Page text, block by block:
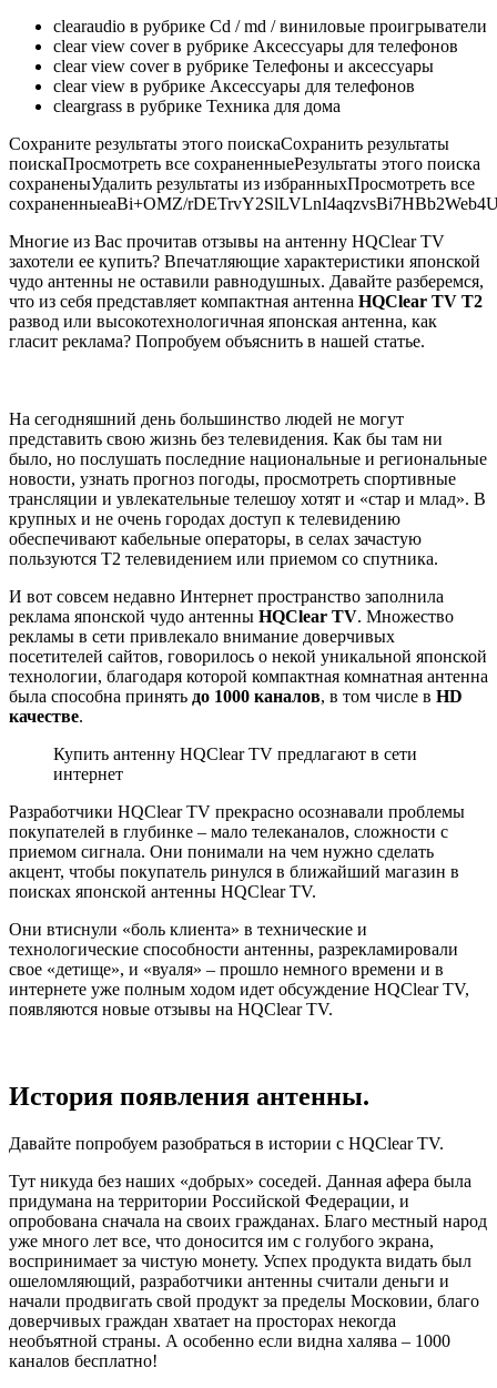
clearaudio в рубрике Cd / md / виниловые проигрыватели
clear view coverв рубрике Аксессуары для телефонов
clear view coverв рубрике Телефоны и аксессуары
clear view в рубрике Аксессуары для телефонов
cleargrass в рубрике Техника для дома
Сохраните результаты этого поискаСохранить результаты
поискаПросмотреть все сохраненныеРезультаты этого поиска
сохраненыУдалить результаты из избранныхПросмотреть все
сохраненныеaBi+OMZ/
Многие из Вас прочитав отзывы на антенну HQClear TV
захотели ее купить? Впечатляющие характеристики японской
чудо антенны не оставили равнодушных. Давайте разберемся,
что из себя представляет компактная антенна HQClear TV T2
развод или высокотехнологичная японская антенна, как
гласит реклама? Попробуем объяснить в нашей статье.
На сегодняшний день большинство людей не могут
представить свою жизнь без телевидения. Как бы там ни
было, но послушать последние национальные и региональные
новости, узнать прогноз погоды, просмотреть спортивные
трансляции и увлекательные телешоу хотят и «стар и млад». В
крупных и не очень городах доступ к телевидению
обеспечивают кабельные операторы, в селах зачастую
пользуются Т2 телевидением или приемом со спутника.
И вот совсем недавно Интернет пространство заполнила
реклама японской чудо антенны HQClear TV. Множество
рекламы в сети привлекало внимание доверчивых
посетителей сайтов, говорилось о некой уникальной японской
технологии, благодаря которой компактная комнатная антенна
была способна принять до 1000 каналов, в том числе в HD
качестве.
Купить антенну HQClear TV предлагают в сети
интернет
Разработчики HQClear TV прекрасно осознавали проблемы
покупателей в глубинке – мало телеканалов, сложности с
приемом сигнала. Они понимали на чем нужно сделать
акцент, чтобы покупатель ринулся в ближайший магазин в
поисках японской антенны HQClear TV.
Они втиснули «боль клиента» в технические и
технологические способности антенны, разрекламировали
свое «детище», и «вуаля» – прошло немного времени и в
интернете уже полным ходом идет обсуждение HQClear TV,
появляются новые отзывы на HQClear TV.
История появления антенны.
Давайте попробуем разобраться в истории с HQClear TV.
Тут никуда без наших «добрых» соседей. Данная афера была
придумана на территории Российской Федерации, и
опробована сначала на своих гражданах. Благо местный народ
уже много лет все, что доносится им с голубого экрана,
воспринимает за чистую монету. Успех продукта видать был
ошеломляющий, разработчики антенны считали деньги и
начали продвигать свой продукт за пределы Московии, благо
доверчивых граждан хватает на просторах некогда
необъятной страны. А особенно если видна халява – 1000
каналов бесплатно!